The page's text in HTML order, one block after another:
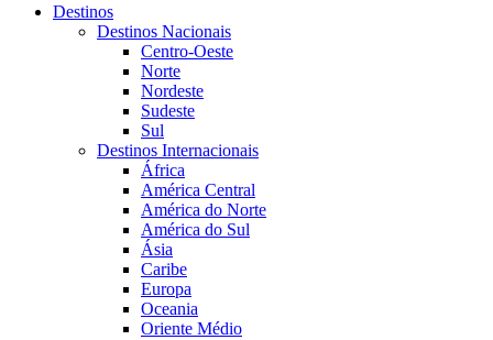
Destinos
Destinos Nacionais
Centro-Oeste
Norte
Nordeste
Sudeste
Sul
Destinos Internacionais
África
América Central
América do Norte
América do Sul
Ásia
Caribe
Europa
Oceania
Oriente Médio